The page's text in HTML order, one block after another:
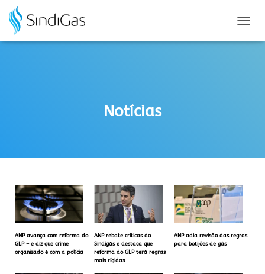
for:
L
Notícias
ANP avança com reforma do
GLP – e diz que crime
organizado é com a polícia
ANP rebate críticas do
Sindigás e destaca que
reforma do GLP terá regras
mais rígidas
ANP adia revisão das regras
para botijões de gás